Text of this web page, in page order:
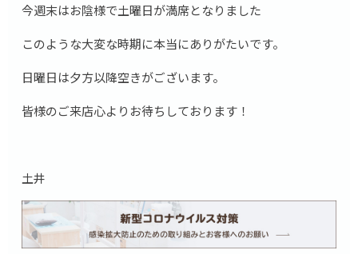
今週末はお陰様で土曜日が満席となりました
このような大変な時期に本当にありがたいです。
日曜日は夕方以降空きがございます。
皆様のご来店心よりお待ちしております！
土井